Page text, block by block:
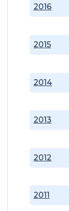
2011
2012
2013
2014
2015
2016